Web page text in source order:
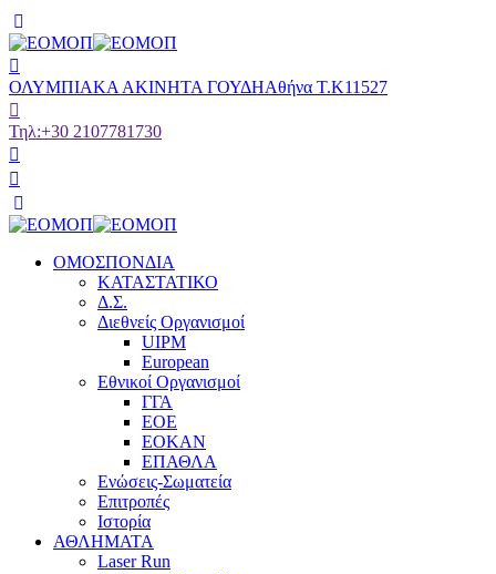
ΟΛΥΜΠΙΑΚΑ ΑΚΙΝΗΤΑ ΓΟΥΔΗΑθήνα Τ.Κ11527
Τηλ:+30 2107781730
ΟΜΟΣΠΟΝΔΙΑ
ΚΑΤΑΣΤΑΤΙΚΟ
Δ.Σ.
Διεθνείς Οργανισμοί
UIPM
European
Εθνικοί Οργανισμοί
ΓΓΑ
ΕΟΕ
ΕΟΚΑΝ
ΕΠΑΘΛΑ
Ενώσεις-Σωματεία
Επιτροπές
Ιστορία
ΑΘΛΗΜΑΤΑ
Laser Run